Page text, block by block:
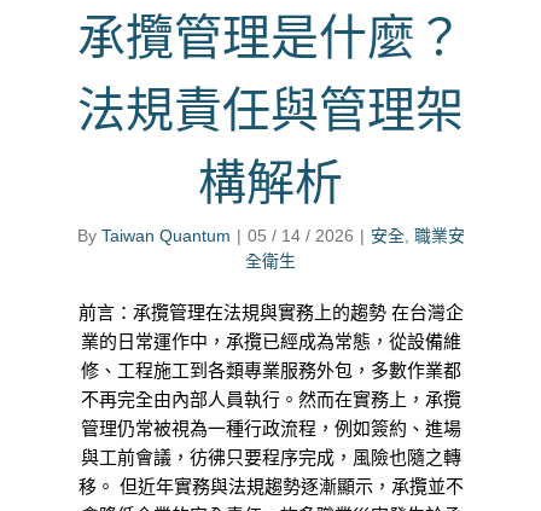
承攬管理是什麼？
法規責任與管理架
構解析
By Taiwan Quantum | 05 / 14 / 2026 | 安全, 職業安
全衛生
前言：承攬管理在法規與實務上的趨勢 在台灣企
業的日常運作中，承攬已經成為常態，從設備維
修、工程施工到各類專業服務外包，多數作業都
不再完全由內部人員執行。然而在實務上，承攬
管理仍常被視為一種行政流程，例如簽約、進場
與工前會議，彷彿只要程序完成，風險也隨之轉
移。 但近年實務與法規趨勢逐漸顯示，承攬並不